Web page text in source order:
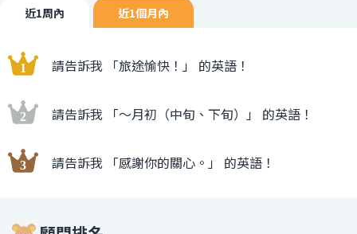
近1周內 近1個月內
請告訴我 「旅途愉快！」 的英語！
請告訴我 「〜月初（中旬、下旬）」 的英語！
請告訴我 「感謝你的關心。」 的英語！